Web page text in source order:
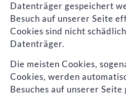
Datenträger gespeichert
Besuch auf unserer Seite
Cookies sind nicht
Datenträger.
Die meisten Cookies,
Cookies, werden
Besuches auf unserer